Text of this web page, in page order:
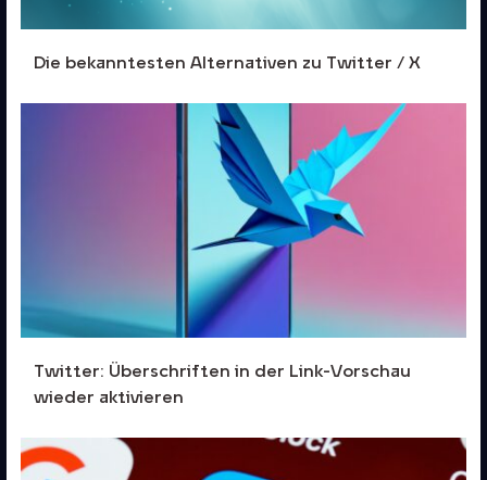
Die bekanntesten Alternativen zu Twitter / X
Twitter: Überschriften in der Link-Vorschau
wieder aktivieren